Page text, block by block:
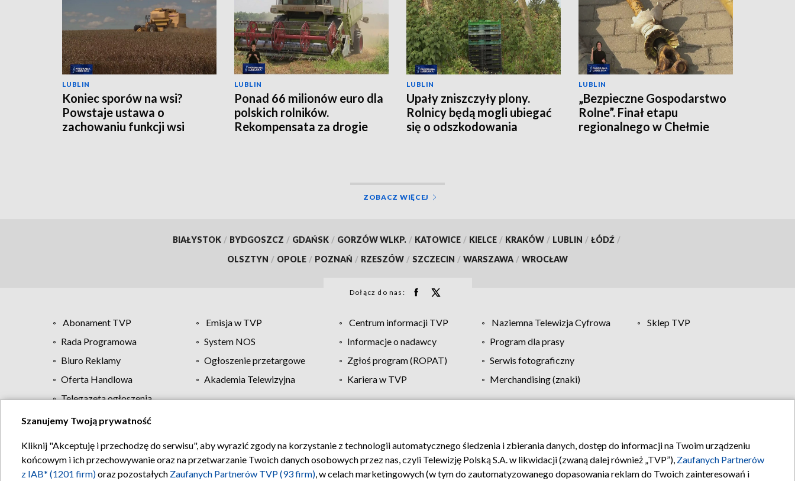
LUBLIN
Koniec sporów na wsi?
Powstaje ustawa o
zachowaniu funkcji wsi
LUBLIN
Ponad 66 milionów euro dla
polskich rolników.
Rekompensata za drogie
LUBLIN
Upały zniszczyły plony.
Rolnicy będą mogli ubiegać
się o odszkodowania
LUBLIN
„Bezpieczne Gospodarstwo
Rolne”. Finał etapu
regionalnego w Chełmie
ZOBACZ WIĘCEJ
BIAŁYSTOK / BYDGOSZCZ / GDAŃSK / GORZÓW WLKP. / KATOWICE / KIELCE / KRAKÓW / LUBLIN / ŁÓDŹ /
OLSZTYN / OPOLE / POZNAŃ / RZESZÓW / SZCZECIN / WARSZAWA / WROCŁAW
Dołącz do nas:
Abonament TVP Emisja w TVP Centrum informacji TVP Naziemna Telewizja Cyfrowa
Sklep TVP
Rada Programowa
System NOS Informacje o nadawcy
Program dla prasy
Biuro Reklamy
Ogłoszenie przetargowe Zgłoś program (ROPAT)
Serwis fotograficzny
Oferta Handlowa
Akademia Telewizyjna Kariera w TVP
Merchandising (znaki)
Telegazeta ogłoszenia
Regulamin TVP Polityka prywatności Moje zgody Pomoc Biuro reklamy Kontakt
Szanujemy Twoją prywatność
Kliknij "Akceptuję i przechodzę do serwisu", aby wyrazić zgody na korzystanie z technologii automatycznego śledzenia i zbierania danych, dostęp do informacji na Twoim urządzeniu
końcowym i ich przechowywanie oraz na przetwarzanie Twoich danych osobowych przez nas, czyli Telewizję Polską S.A. w likwidacji (zwaną dalej również „TVP”), Zaufanych Partnerów
z IAB* (1201 firm)oraz pozostałych Zaufanych Partnerów TVP (93 firm), w celach marketingowych (w tym do zautomatyzowanego dopasowania reklam do Twoich zainteresowań i